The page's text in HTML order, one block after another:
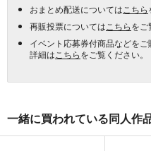
おまとめ配送については こちら
再販投票については こちらをご
イベント応募券付商品などをご
詳細は こちらをご覧ください。
一緒に買われている同人作